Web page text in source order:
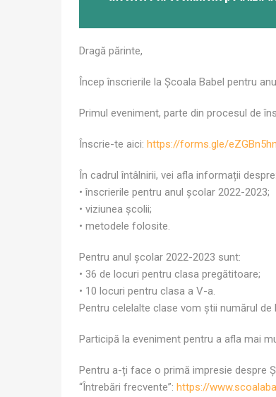
Dragă părinte,
Încep înscrierile la Școala Babel pentru
Primul eveniment, parte din procesul de
Înscrie-te aici: https://forms.gle/
În cadrul întâlnirii, vei afla informații despre:
• înscrierile pentru anul școlar 2022-2023;
• viziunea școlii;
• metodele folosite.
Pentru anul școlar 2022-2023 sunt:
• 36 de locuri pentru clasa pregătitoare;
• 10 locuri pentru clasa a V-a.
Pentru celelalte clase vom știi numărul de
Participă la eveniment pentru a afla mai
Pentru a-ți face o primă impresie despre
“Întrebări frecvente”: https://